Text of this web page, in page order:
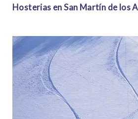
Hosterias en San Martín de los